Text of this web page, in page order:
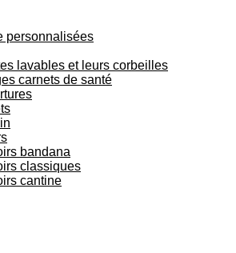
personnalisées
lavables et leurs corbeilles
carnets de santé
bandana
classiques
cantine